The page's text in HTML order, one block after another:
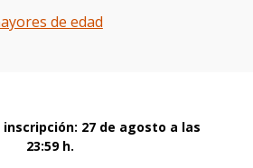
de edad
27 de agosto a las
23:59 h.